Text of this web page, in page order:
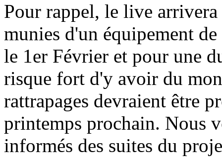
Pour rappel, le live arrivera
munies d'un équipement
le 1er Février et pour une
risque fort d'y avoir du
rattrapages devraient être
printemps prochain. Nous
informés des suites du